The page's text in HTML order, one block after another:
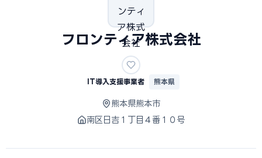
フロンティア株式会社
IT導入支援事業者 熊本県
熊本県熊本市
南区日吉１丁目４番１０号